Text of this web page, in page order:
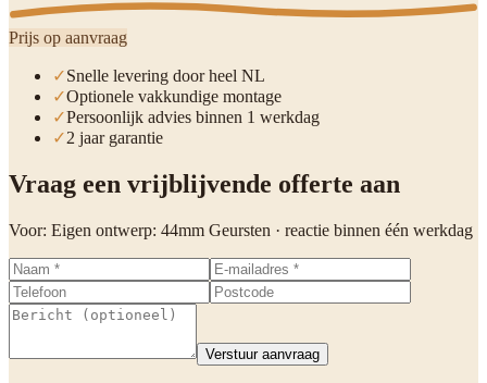
Prijs op aanvraag
✓Snelle levering door heel NL
✓Optionele vakkundige montage
✓Persoonlijk advies binnen 1 werkdag
✓2 jaar garantie
Vraag een vrijblijvende offerte aan
Voor: Eigen ontwerp: 44mm Geursten · reactie binnen één werkdag
Verstuur aanvraag